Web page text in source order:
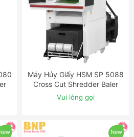
ĐẶT NGAY
Máy Hủy Giấy HSM SP 5088
Cross Cut Shredder Baler
Combination
Vui lòng gọi
New